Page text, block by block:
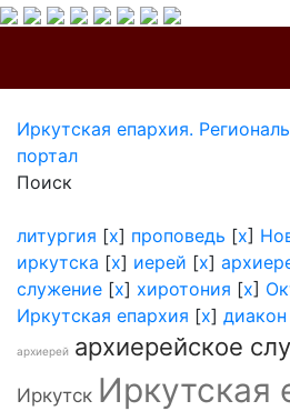
Иркутская епархия.
портал
Поиск
литургия [x] проповедь [x]
иркутска [x] иерей [x]
служение [x] хиротония [x]
Иркутская епархия [x] диакон
архиерей архиерейское
Иркутск Иркутская